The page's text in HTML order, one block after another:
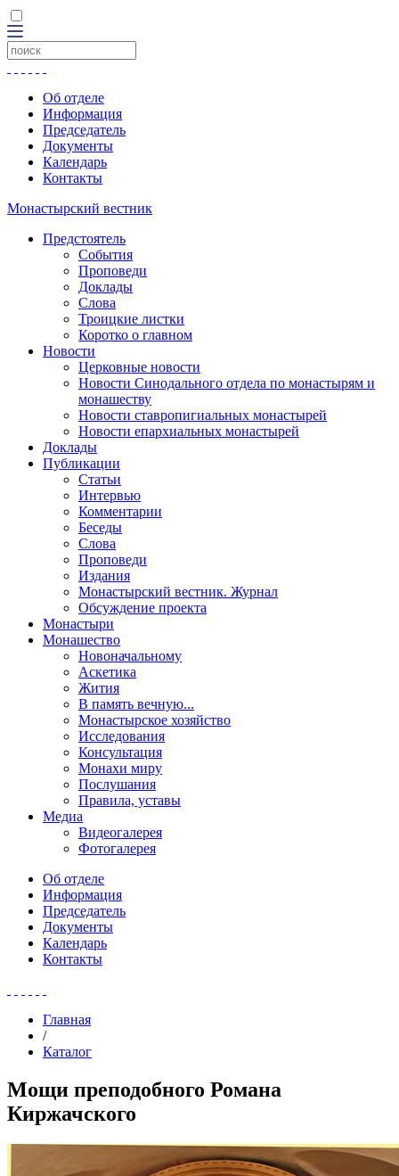
Об отделе
Информация
Председатель
Документы
Календарь
Контакты
Монастырский вестник
Предстоятель
События
Проповеди
Доклады
Слова
Троицкие листки
Коротко о главном
Новости
Церковные новости
Новости Синодального отдела по монастырям и
монашеству
Новости ставропигиальных монастырей
Новости епархиальных монастырей
Доклады
Публикации
Статьи
Интервью
Комментарии
Беседы
Слова
Проповеди
Издания
Монастырский вестник. Журнал
Обсуждение проекта
Монастыри
Монашество
Новоначальному
Аскетика
Жития
В память вечную...
Монастырское хозяйство
Исследования
Консультация
Монахи миру
Послушания
Правила, уставы
Медиа
Видеогалерея
Фотогалерея
Об отделе
Информация
Председатель
Документы
Календарь
Контакты
Главная
/
Каталог
Мощи преподобного Романа
Киржачского